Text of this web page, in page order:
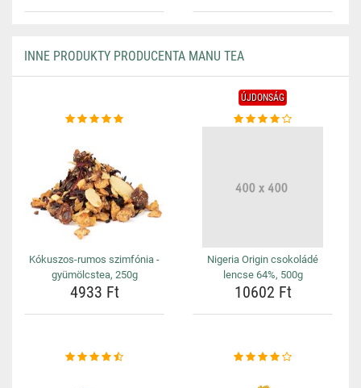
INNE PRODUKTY PRODUCENTA MANU TEA
Kókuszos-rumos szimfónia -
gyümölcstea, 250g
4933 Ft
ÚJDONSÁG
Nigeria Origin csokoládé
lencse 64%, 500g
10602 Ft